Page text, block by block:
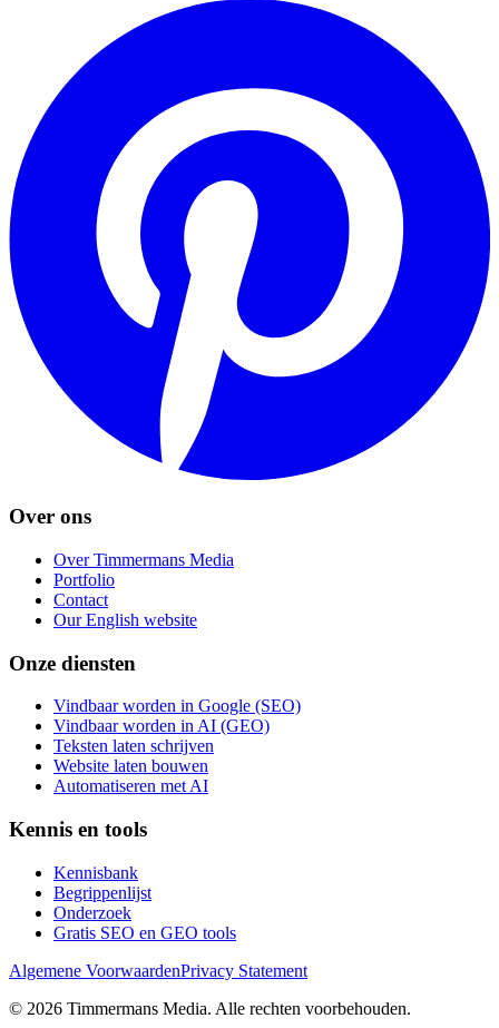
Over ons
Over Timmermans Media
Portfolio
Contact
Our English website
Onze diensten
Vindbaar worden in Google (SEO)
Vindbaar worden in AI (GEO)
Teksten laten schrijven
Website laten bouwen
Automatiseren met AI
Kennis en tools
Kennisbank
Begrippenlijst
Onderzoek
Gratis SEO en GEO tools
Algemene VoorwaardenPrivacy Statement
© 2026 Timmermans Media. Alle rechten voorbehouden.